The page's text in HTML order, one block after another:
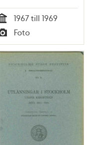
1967 till 1969
Foto